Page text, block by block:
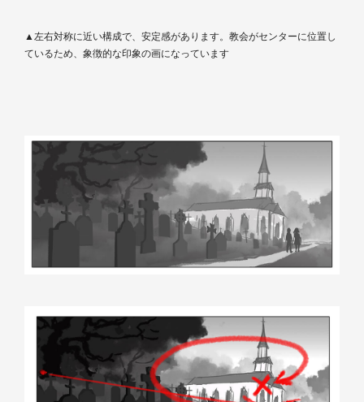
▲左右対称に近い構成で、安定感があります。教会がセンターに位置し
ているため、象徴的な印象の画になっています